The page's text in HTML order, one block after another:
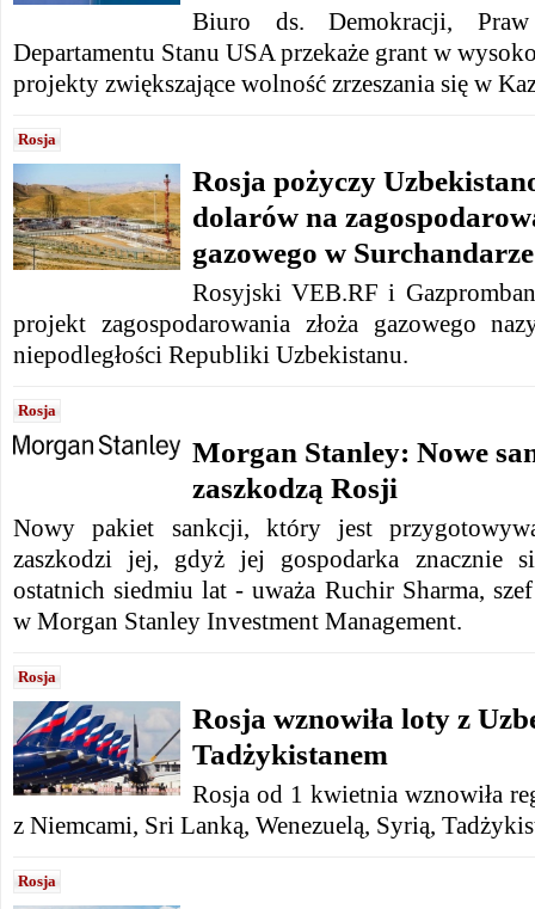
Biuro ds. Demokracji,
Departamentu Stanu USA przekaże grant w
projekty zwiększające wolność zrzeszania się w
Rosja
Rosja pożyczy
dolarów na
gazowego w Surchandarze
Rosyjski VEB.RF i
projekt zagospodarowania złoża gazowego
niepodległości Republiki Uzbekistanu.
Rosja
Morgan Stanley: Nowe
zaszkodzą Rosji
Nowy pakiet sankcji, który jest
zaszkodzi jej, gdyż jej gospodarka znacznie
ostatnich siedmiu lat - uważa Ruchir Sharma,
w Morgan Stanley Investment Management.
Rosja
Rosja wznowiła loty z
Tadżykistanem
Rosja od 1 kwietnia wznowiła
z Niemcami, Sri Lanką, Wenezuelą, Syrią,
Rosja